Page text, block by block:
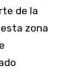
de la
zona